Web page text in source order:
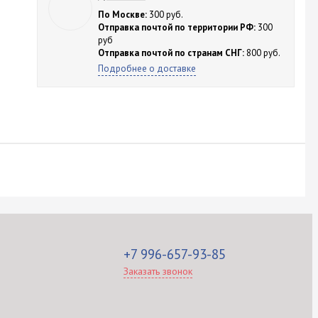
По Москве:300 руб.
Отправка почтой по территории РФ:300
руб
Отправка почтой по странам СНГ:800 руб.
Подробнее о доставке
+7 996-657-93-85
Заказать звонок